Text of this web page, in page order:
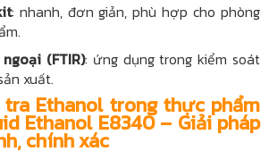
: nhanh, đơn giản, phù hợp cho phòng
(FTIR): ứng dụng trong kiểm soát
xuất.
Ethanol trong thực phẩm
Ethanol E8340 – Giải pháp
chính xác